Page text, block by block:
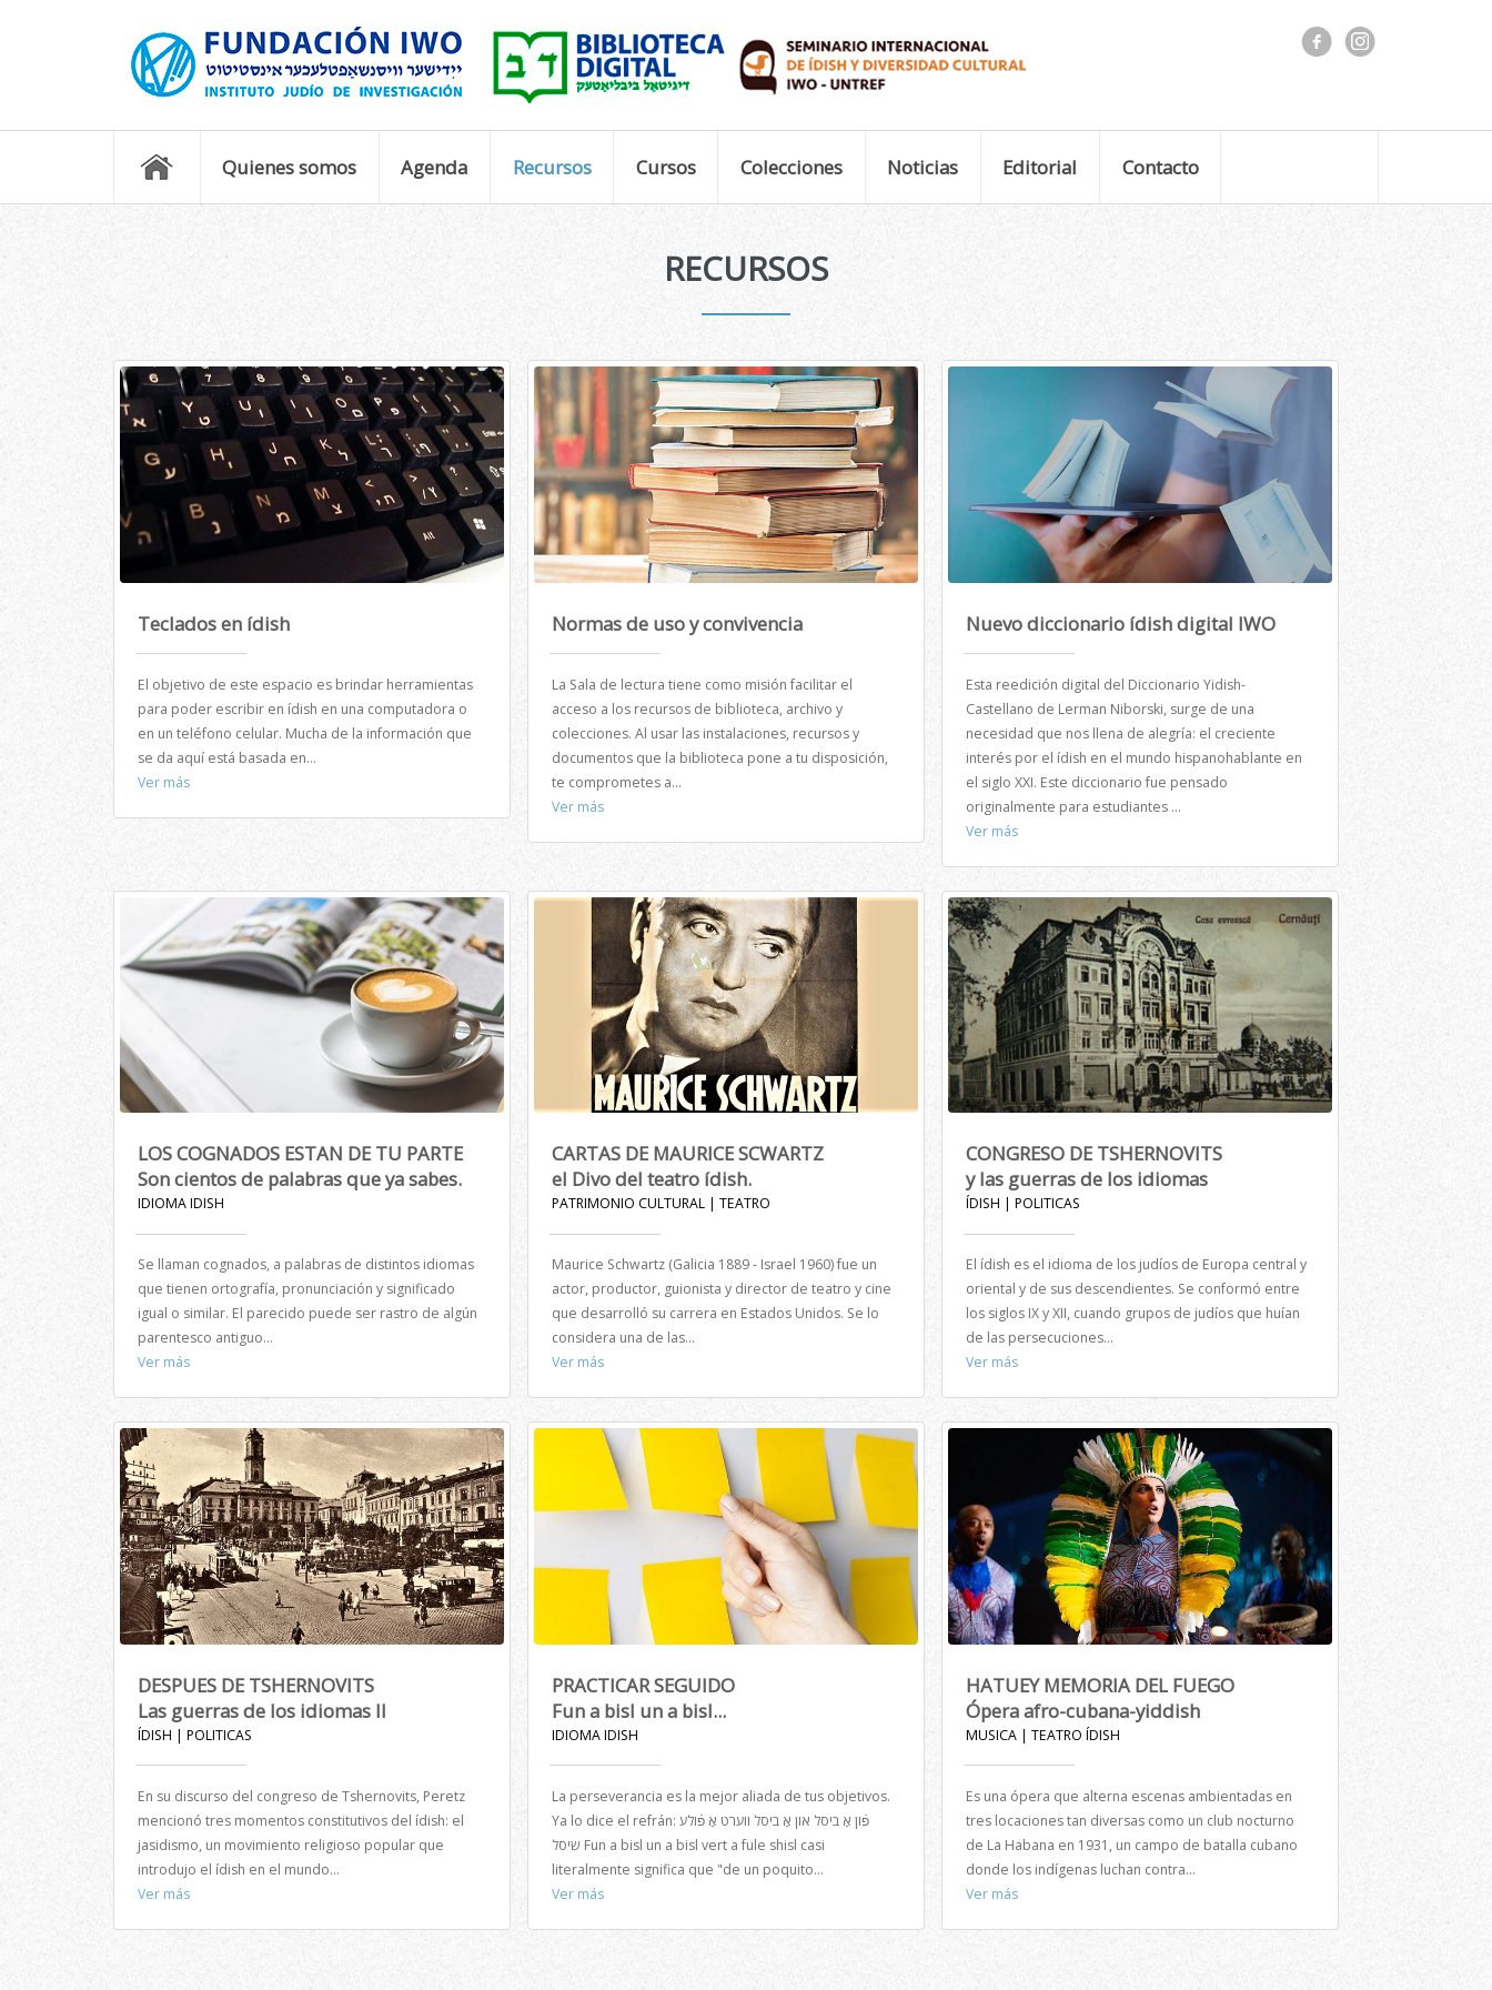
Quienes somos Agenda Recursos Cursos Colecciones Noticias Editorial Contacto
RECURSOS
Teclados en ídish
El objetivo de este espacio es brindar herramientas
para poder escribir en ídish en una computadora o
en un teléfono celular. Mucha de la información que
se da aquí está basada en...
Ver más
Normas de uso y convivencia
La Sala de lectura tiene como misión facilitar el
acceso a los recursos de biblioteca, archivo y
colecciones. Al usar las instalaciones, recursos y
documentos que la biblioteca pone a tu disposición,
te comprometes a...
Ver más
Nuevo diccionario ídish digital IWO
Esta reedición digital del Diccionario Yidish-
Castellano de Lerman Niborski, surge de una
necesidad que nos llena de alegría: el creciente
interés por el ídish en el mundo hispanohablante en
el siglo XXI. Este diccionario fue pensado
originalmente para estudiantes ...
Ver más
LOS COGNADOS ESTAN DE TU PARTE
Son cientos de palabras que ya sabes.
IDIOMA IDISH
Se llaman cognados, a palabras de distintos idiomas
que tienen ortografía, pronunciación y significado
igual o similar. El parecido puede ser rastro de algún
parentesco antiguo...
Ver más
CARTAS DE MAURICE SCWARTZ
el Divo del teatro ídish.
PATRIMONIO CULTURAL | TEATRO
Maurice Schwartz (Galicia 1889 - Israel 1960) fue un
actor, productor, guionista y director de teatro y cine
que desarrolló su carrera en Estados Unidos. Se lo
considera una de las...
Ver más
CONGRESO DE TSHERNOVITS
y las guerras de los idiomas
ÍDISH | POLITICAS
El ídish es el idioma de los judíos de Europa central y
oriental y de sus descendientes. Se conformó entre
los siglos IX y XII, cuando grupos de judíos que huían
de las persecuciones...
Ver más
DESPUES DE TSHERNOVITS
Las guerras de los idiomas II
ÍDISH | POLITICAS
En su discurso del congreso de Tshernovits, Peretz
mencionó tres momentos constitutivos del ídish: el
jasidismo, un movimiento religioso popular que
introdujo el ídish en el mundo...
Ver más
PRACTICAR SEGUIDO
Fun a bisl un a bisl...
IDIOMA IDISH
La perseverancia es la mejor aliada de tus objetivos.
Ya lo dice el refrán: פֿון אַ ביסל און אַ ביסל ווערט אַ פֿולע
שיסל Fun a bisl un a bisl vert a fule shisl casi
literalmente significa que "de un poquito...
Ver más
HATUEY MEMORIA DEL FUEGO
Ópera afro-cubana-yiddish
MUSICA | TEATRO ÍDISH
Es una ópera que alterna escenas ambientadas en
tres locaciones tan diversas como un club nocturno
de La Habana en 1931, un campo de batalla cubano
donde los indígenas luchan contra...
Ver más